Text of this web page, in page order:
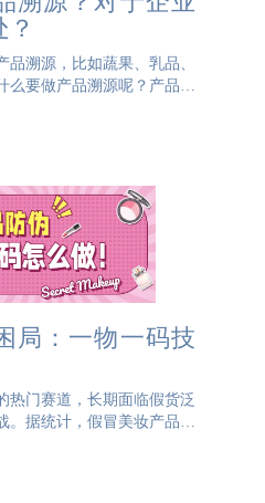
溯源，比如蔬果、乳品、
要做产品溯源呢？产品溯
因以及做产品溯源的益处。
局：一物一码技
热门赛道，长期面临假货泛
。据统计，假冒美妆产品年
重侵蚀品牌价值，更对消
为破解这一困局，3044AM